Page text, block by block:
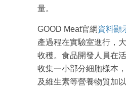
量。
GOOD Meat官網資料顯
產過程在實驗室進行，
收穫。食品開發人員在
收集一小部分細胞樣本
及維生素等營養物質加